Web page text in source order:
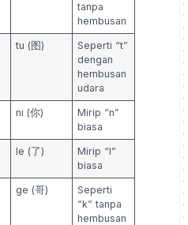
tanpa
hembusan
tu (图)
Seperti “t”
dengan
hembusan
udara
ni (你)
Mirip “n”
biasa
le (了)
Mirip “l”
biasa
ge (哥)
Seperti
“k” tanpa
hembusan